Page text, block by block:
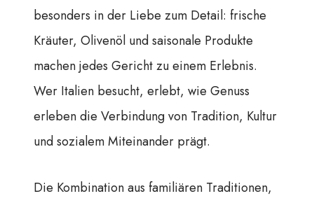
besonders in der Liebe zum Detail: frische
Kräuter, Olivenöl und saisonale Produkte
machen jedes Gericht zu einem Erlebnis.
Wer Italien besucht, erlebt, wie Genuss
erleben die Verbindung von Tradition, Kultur
und sozialem Miteinander prägt.
Die Kombination aus familiären Traditionen,